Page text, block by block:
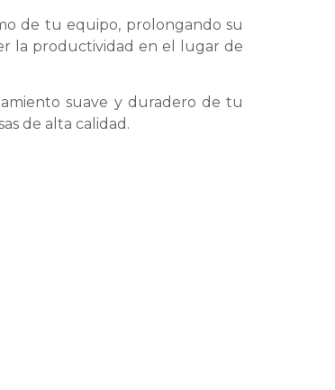
de tu equipo, prolongando su
la productividad en el lugar de
suave y duradero de tu
de alta calidad.